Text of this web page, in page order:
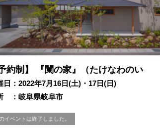
予約制】 『闌の家』（たけなわのい
日：2022年7月16日(土)・17日(日)
：岐阜県岐阜市
イベントは終了しました。